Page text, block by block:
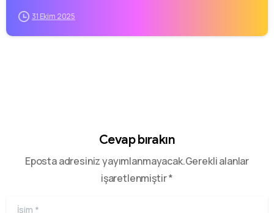
31 Ekim 2025
Cevap bırakın
Eposta adresiniz yayımlanmayacak.Gerekli alanlar
işaretlenmiştir *
İsim